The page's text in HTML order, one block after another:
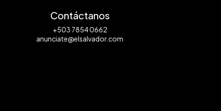
Contáctanos
+503 7854 0662
anunciate@elsalvador.com